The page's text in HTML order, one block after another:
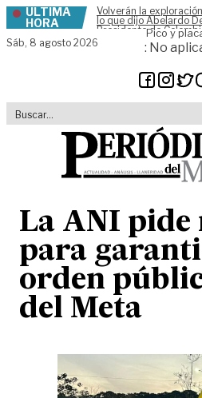
Skip to content
ÚLTIMA
HORA
Volverán la
lo que dijo Abelardo
Presidente de
Sáb, 8 agosto 2026
Pico y
: No
La ANI pide
para
orden
del Meta